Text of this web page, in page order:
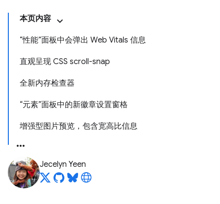
本页内容
“性能”面板中会弹出 Web Vitals 信息
直观呈现 CSS scroll-snap
全新内存检查器
“元素”面板中的新徽章设置窗格
增强型图片预览，包含宽高比信息
Jecelyn Yeen